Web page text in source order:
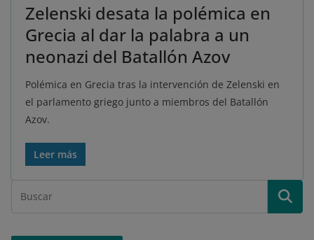
Zelenski desata la polémica en
Grecia al dar la palabra a un
neonazi del Batallón Azov
Polémica en Grecia tras la intervención de Zelenski en
el parlamento griego junto a miembros del Batallón
Azov.
Leer más